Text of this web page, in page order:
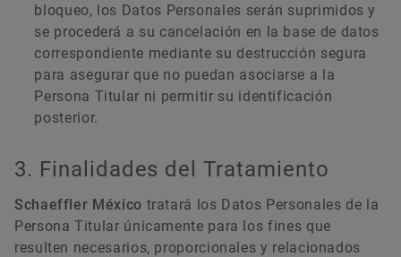
bloqueo, los Datos Personales serán suprimidos y
se procederá a su cancelación en la base de datos
correspondiente mediante su destrucción segura
para asegurar que no puedan asociarse a la
Persona Titular ni permitir su identificación
posterior.
3. Finalidades del Tratamiento
Schaeffler México tratará los Datos Personales de la
Persona Titular únicamente para los fines que
resulten necesarios, proporcionales y relacionados